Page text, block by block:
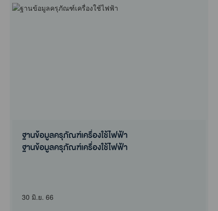
ฐานข้อมูลครุภัณฑ์เครื่องใช้ไฟฟ้า
ฐานข้อมูลครุภัณฑ์เครื่องใช้ไฟฟ้า
30 มิ.ย. 66